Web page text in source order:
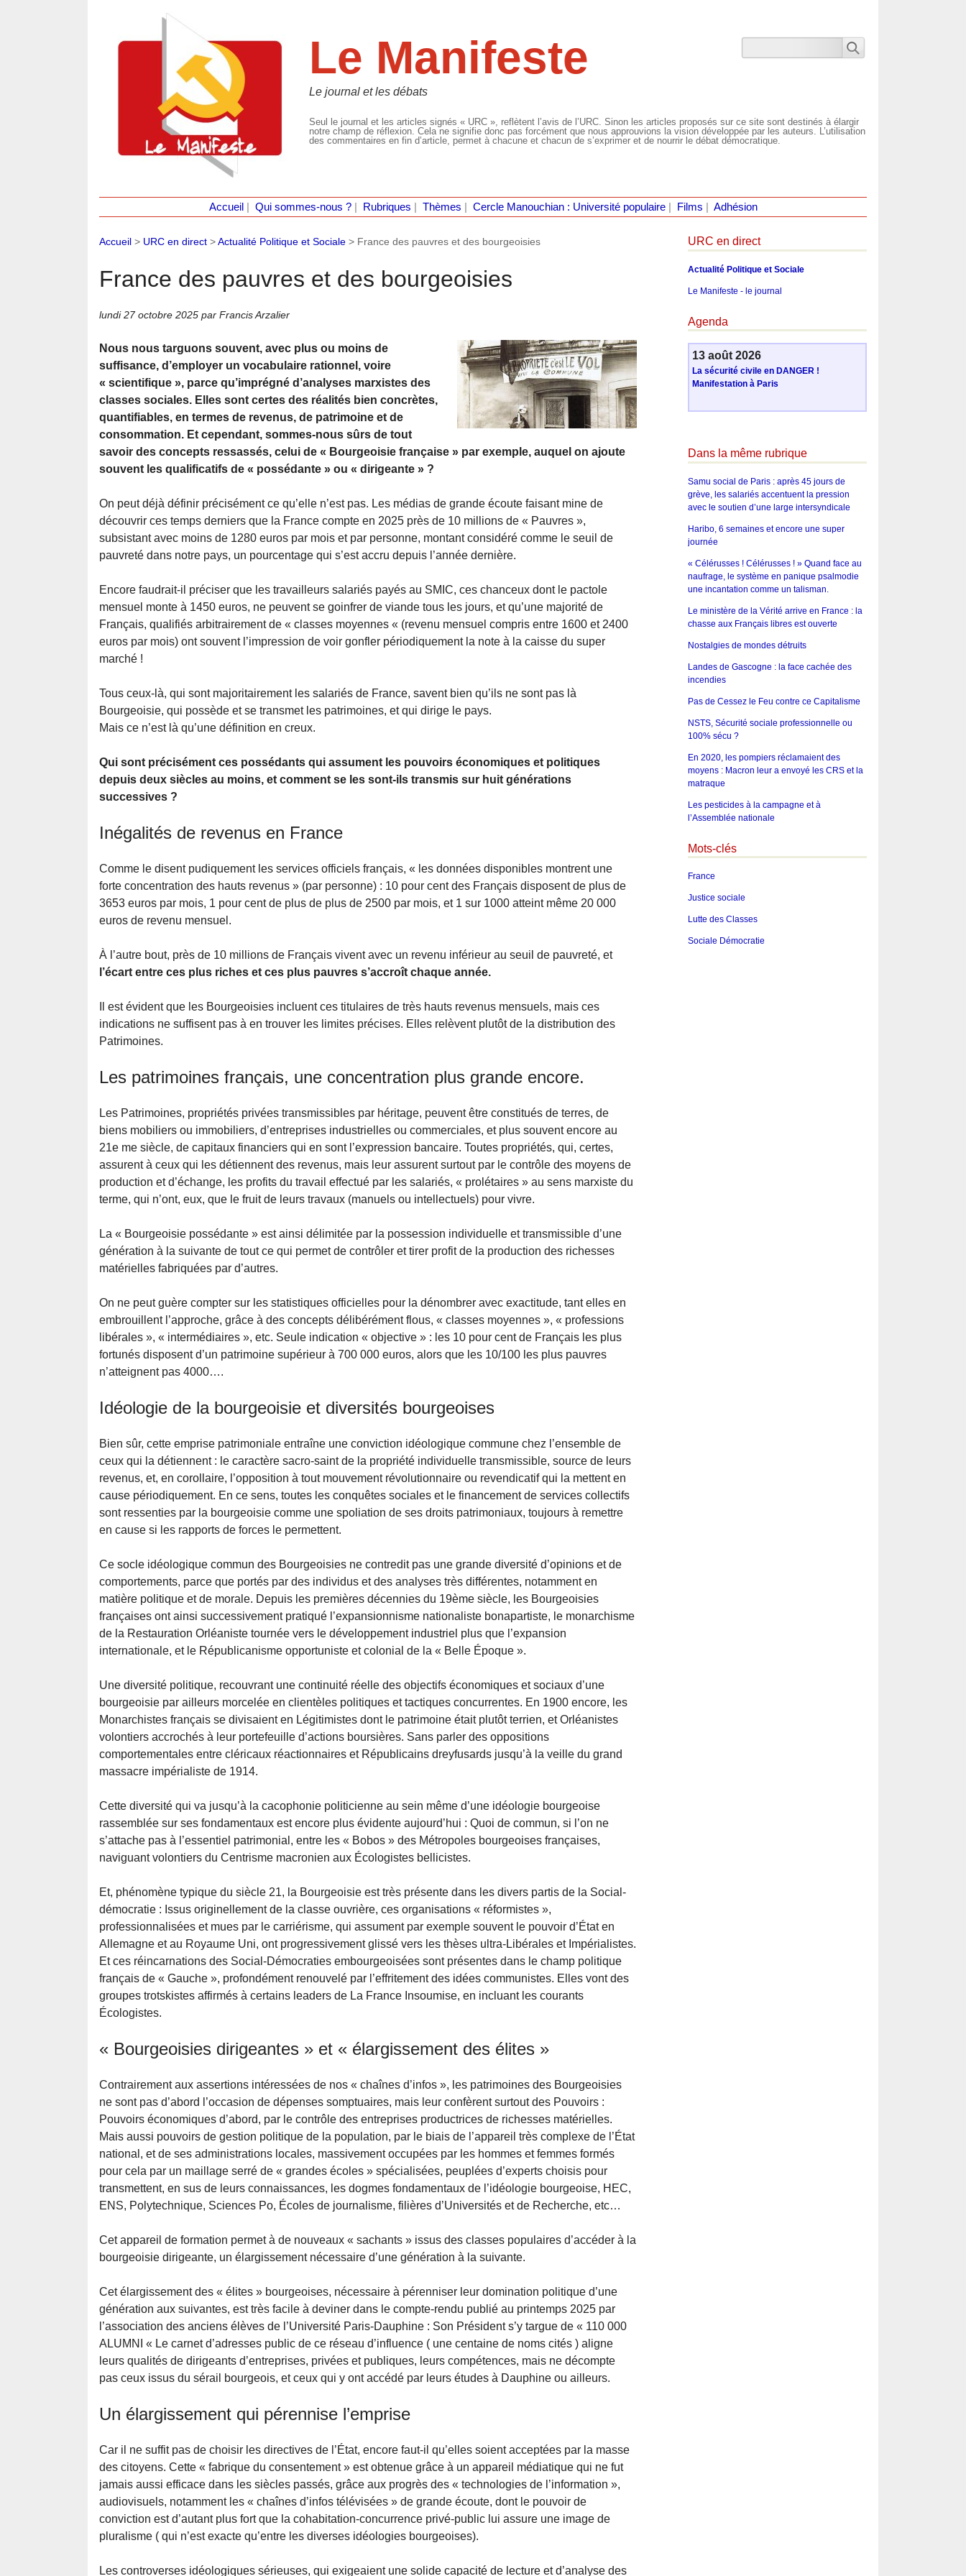
Le Manifeste
Le journal et les débats
Seul le journal et les articles signés « URC », reflètent l’avis de l’URC. Sinon les articles proposés sur ce site sont destinés à élargir
notre champ de réflexion. Cela ne signifie donc pas forcément que nous approuvions la vision développée par les auteurs. L’utilisation
des commentaires en fin d’article, permet à chacune et chacun de s’exprimer et de nourrir le débat démocratique.
Accueil Qui sommes-nous ?| Rubriques Thèmes Cercle Manouchian : Université populaire| Films Adhésion
Accueil > URC en direct >Actualité Politique et Sociale > France des pauvres et des bourgeoisies
France des pauvres et des bourgeoisies
lundi 27 octobre 2025 par Francis Arzalier
Nous nous targuons souvent, avec plus ou moins de
suffisance, d’employer un vocabulaire rationnel, voire
« scientifique », parce qu’imprégné d’analyses marxistes des
classes sociales. Elles sont certes des réalités bien concrètes,
quantifiables, en termes de revenus, de patrimoine et de
consommation. Et cependant, sommes-nous sûrs de tout
savoir des concepts ressassés, celui de « Bourgeoisie française » par exemple, auquel on ajoute
souvent les qualificatifs de « possédante » ou « dirigeante » ?
On peut déjà définir précisément ce qu’elle n’est pas. Les médias de grande écoute faisant mine de
découvrir ces temps derniers que la France compte en 2025 près de 10 millions de « Pauvres »,
subsistant avec moins de 1280 euros par mois et par personne, montant considéré comme le seuil de
pauvreté dans notre pays, un pourcentage qui s’est accru depuis l’année dernière.
Encore faudrait-il préciser que les travailleurs salariés payés au SMIC, ces chanceux dont le pactole
mensuel monte à 1450 euros, ne peuvent se goinfrer de viande tous les jours, et qu’une majorité de
Français, qualifiés arbitrairement de « classes moyennes « (revenu mensuel compris entre 1600 et 2400
euros par mois) ont souvent l’impression de voir gonfler périodiquement la note à la caisse du super
marché !
Tous ceux-là, qui sont majoritairement les salariés de France, savent bien qu’ils ne sont pas là
Bourgeoisie, qui possède et se transmet les patrimoines, et qui dirige le pays.
Mais ce n’est là qu’une définition en creux.
Qui sont précisément ces possédants qui assument les pouvoirs économiques et politiques
depuis deux siècles au moins, et comment se les sont-ils transmis sur huit générations
successives ?
Inégalités de revenus en France
Comme le disent pudiquement les services officiels français, « les données disponibles montrent une
forte concentration des hauts revenus » (par personne) : 10 pour cent des Français disposent de plus de
3653 euros par mois, 1 pour cent de plus de plus de 2500 par mois, et 1 sur 1000 atteint même 20 000
euros de revenu mensuel.
À l’autre bout, près de 10 millions de Français vivent avec un revenu inférieur au seuil de pauvreté, et
l’écart entre ces plus riches et ces plus pauvres s’accroît chaque année.
Il est évident que les Bourgeoisies incluent ces titulaires de très hauts revenus mensuels, mais ces
indications ne suffisent pas à en trouver les limites précises. Elles relèvent plutôt de la distribution des
Patrimoines.
Les patrimoines français, une concentration plus grande encore.
Les Patrimoines, propriétés privées transmissibles par héritage, peuvent être constitués de terres, de
biens mobiliers ou immobiliers, d’entreprises industrielles ou commerciales, et plus souvent encore au
21e me siècle, de capitaux financiers qui en sont l’expression bancaire. Toutes propriétés, qui, certes,
assurent à ceux qui les détiennent des revenus, mais leur assurent surtout par le contrôle des moyens de
production et d’échange, les profits du travail effectué par les salariés, « prolétaires » au sens marxiste du
terme, qui n’ont, eux, que le fruit de leurs travaux (manuels ou intellectuels) pour vivre.
La « Bourgeoisie possédante » est ainsi délimitée par la possession individuelle et transmissible d’une
génération à la suivante de tout ce qui permet de contrôler et tirer profit de la production des richesses
matérielles fabriquées par d’autres.
On ne peut guère compter sur les statistiques officielles pour la dénombrer avec exactitude, tant elles en
embrouillent l’approche, grâce à des concepts délibérément flous, « classes moyennes », « professions
libérales », « intermédiaires », etc. Seule indication « objective » : les 10 pour cent de Français les plus
fortunés disposent d’un patrimoine supérieur à 700 000 euros, alors que les 10/100 les plus pauvres
n’atteignent pas 4000….
Idéologie de la bourgeoisie et diversités bourgeoises
Bien sûr, cette emprise patrimoniale entraîne une conviction idéologique commune chez l’ensemble de
ceux qui la détiennent : le caractère sacro-saint de la propriété individuelle transmissible, source de leurs
revenus, et, en corollaire, l’opposition à tout mouvement révolutionnaire ou revendicatif qui la mettent en
cause périodiquement. En ce sens, toutes les conquêtes sociales et le financement de services collectifs
sont ressenties par la bourgeoisie comme une spoliation de ses droits patrimoniaux, toujours à remettre
en cause si les rapports de forces le permettent.
Ce socle idéologique commun des Bourgeoisies ne contredit pas une grande diversité d’opinions et de
comportements, parce que portés par des individus et des analyses très différentes, notamment en
matière politique et de morale. Depuis les premières décennies du 19ème siècle, les Bourgeoisies
françaises ont ainsi successivement pratiqué l’expansionnisme nationaliste bonapartiste, le monarchisme
de la Restauration Orléaniste tournée vers le développement industriel plus que l’expansion
internationale, et le Républicanisme opportuniste et colonial de la « Belle Époque ».
Une diversité politique, recouvrant une continuité réelle des objectifs économiques et sociaux d’une
bourgeoisie par ailleurs morcelée en clientèles politiques et tactiques concurrentes. En 1900 encore, les
Monarchistes français se divisaient en Légitimistes dont le patrimoine était plutôt terrien, et Orléanistes
volontiers accrochés à leur portefeuille d’actions boursières. Sans parler des oppositions
comportementales entre cléricaux réactionnaires et Républicains dreyfusards jusqu’à la veille du grand
massacre impérialiste de 1914.
Cette diversité qui va jusqu’à la cacophonie politicienne au sein même d’une idéologie bourgeoise
rassemblée sur ses fondamentaux est encore plus évidente aujourd’hui : Quoi de commun, si l’on ne
s’attache pas à l’essentiel patrimonial, entre les « Bobos » des Métropoles bourgeoises françaises,
naviguant volontiers du Centrisme macronien aux Écologistes bellicistes.
Et, phénomène typique du siècle 21, la Bourgeoisie est très présente dans les divers partis de la Social-
démocratie : Issus originellement de la classe ouvrière, ces organisations « réformistes »,
professionnalisées et mues par le carriérisme, qui assument par exemple souvent le pouvoir d’État en
Allemagne et au Royaume Uni, ont progressivement glissé vers les thèses ultra-Libérales et Impérialistes.
Et ces réincarnations des Social-Démocraties embourgeoisées sont présentes dans le champ politique
français de « Gauche », profondément renouvelé par l’effritement des idées communistes. Elles vont des
groupes trotskistes affirmés à certains leaders de La France Insoumise, en incluant les courants
Écologistes.
« Bourgeoisies dirigeantes » et « élargissement des élites »
Contrairement aux assertions intéressées de nos « chaînes d’infos », les patrimoines des Bourgeoisies
ne sont pas d’abord l’occasion de dépenses somptuaires, mais leur confèrent surtout des Pouvoirs :
Pouvoirs économiques d’abord, par le contrôle des entreprises productrices de richesses matérielles.
Mais aussi pouvoirs de gestion politique de la population, par le biais de l’appareil très complexe de l’État
national, et de ses administrations locales, massivement occupées par les hommes et femmes formés
pour cela par un maillage serré de « grandes écoles » spécialisées, peuplées d’experts choisis pour
transmettent, en sus de leurs connaissances, les dogmes fondamentaux de l’idéologie bourgeoise, HEC,
ENS, Polytechnique, Sciences Po, Écoles de journalisme, filières d’Universités et de Recherche, etc…
Cet appareil de formation permet à de nouveaux « sachants » issus des classes populaires d’accéder à la
bourgeoisie dirigeante, un élargissement nécessaire d’une génération à la suivante.
Cet élargissement des « élites » bourgeoises, nécessaire à pérenniser leur domination politique d’une
génération aux suivantes, est très facile à deviner dans le compte-rendu publié au printemps 2025 par
l’association des anciens élèves de l’Université Paris-Dauphine : Son Président s’y targue de « 110 000
ALUMNI « Le carnet d’adresses public de ce réseau d’influence ( une centaine de noms cités ) aligne
leurs qualités de dirigeants d’entreprises, privées et publiques, leurs compétences, mais ne décompte
pas ceux issus du sérail bourgeois, et ceux qui y ont accédé par leurs études à Dauphine ou ailleurs.
Un élargissement qui pérennise l’emprise
Car il ne suffit pas de choisir les directives de l’État, encore faut-il qu’elles soient acceptées par la masse
des citoyens. Cette « fabrique du consentement » est obtenue grâce à un appareil médiatique qui ne fut
jamais aussi efficace dans les siècles passés, grâce aux progrès des « technologies de l’information »,
audiovisuels, notamment les « chaînes d’infos télévisées » de grande écoute, dont le pouvoir de
conviction est d’autant plus fort que la cohabitation-concurrence privé-public lui assure une image de
pluralisme ( qui n’est exacte qu’entre les diverses idéologies bourgeoises).
Les controverses idéologiques sérieuses, qui exigeaient une solide capacité de lecture et d’analyse des
URC en direct
Actualité Politique et Sociale
Le Manifeste - le journal
Agenda
13 août 2026
La sécurité civile en DANGER !
Manifestation à Paris
Dans la même rubrique
Samu social de Paris : après 45 jours de
grève, les salariés accentuent la pression
avec le soutien d’une large intersyndicale
Haribo, 6 semaines et encore une super
journée
« Célérusses ! Célérusses ! » Quand face au
naufrage, le système en panique psalmodie
une incantation comme un talisman.
Le ministère de la Vérité arrive en France : la
chasse aux Français libres est ouverte
Nostalgies de mondes détruits
Landes de Gascogne : la face cachée des
incendies
Pas de Cessez le Feu contre ce Capitalisme
NSTS, Sécurité sociale professionnelle ou
100% sécu ?
En 2020, les pompiers réclamaient des
moyens : Macron leur a envoyé les CRS et la
matraque
Les pesticides à la campagne et à
l’Assemblée nationale
Mots-clés
France
Justice sociale
Lutte des Classes
Sociale Démocratie